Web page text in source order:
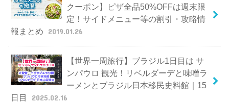
クーポン】ピザ全品50%OFFは週末限
定！サイドメニュー等の割引・攻略情
報まとめ
2019.01.26
【世界一周旅行】ブラジル1日目は サ
ンパウロ 観光！リベルダーデと味噌ラ
ーメンとブラジル日本移民史料館｜15
日目
2025.02.16